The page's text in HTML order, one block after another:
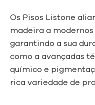
Os Pisos Listone
madeira a
garantindo a sua
como a avançadas
químico e
rica variedade de